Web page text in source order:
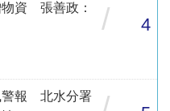
物資 張善政：
/ 4
警報 北水分署